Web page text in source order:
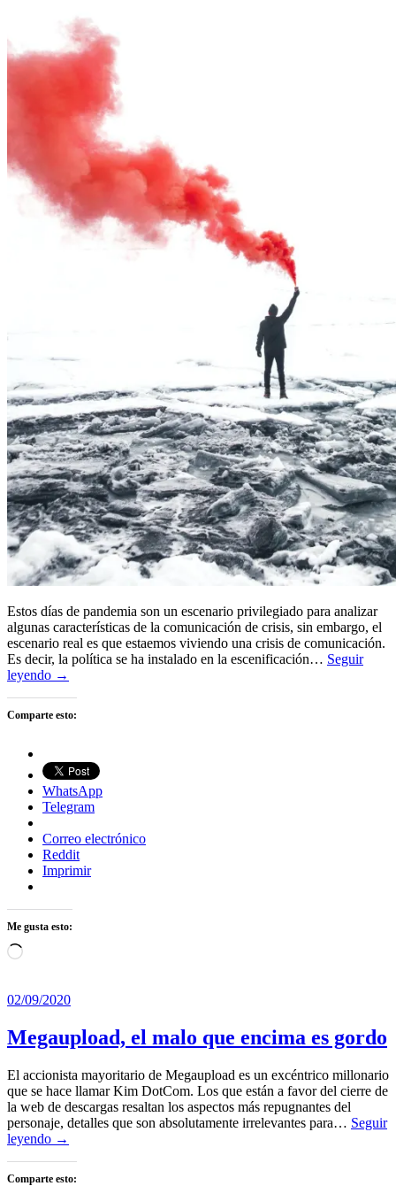
Estos días de pandemia son un escenario privilegiado para analizar
algunas características de la comunicación de crisis, sin embargo, el
escenario real es que estaemos viviendo una crisis de comunicación.
Es decir, la política se ha instalado en la escenificación… Seguir
leyendo →
Comparte esto:
WhatsApp
Telegram
Correo electrónico
Reddit
Imprimir
Me gusta esto:
Cargando...
02/09/2020
Megaupload, el malo que encima es gordo
El accionista mayoritario de Megaupload es un excéntrico millonario
que se hace llamar Kim DotCom. Los que están a favor del cierre de
la web de descargas resaltan los aspectos más repugnantes del
personaje, detalles que son absolutamente irrelevantes para… Seguir
leyendo →
Comparte esto: